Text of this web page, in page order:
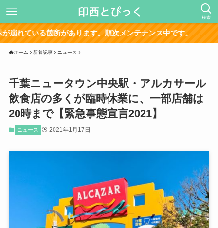
検索
いる箇所があります。順次メンテナンス中です。
ホーム 新着記事 ニュース
千葉ニュータウン中央駅・アルカサール
飲食店の多くが臨時休業に、一部店舗は
20時まで【緊急事態宣言2021】
ニュース 2021年1月17日